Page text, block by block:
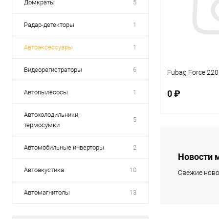
Домкраты 5
Радар-детекторы 1
Автоаксессуары 1
Видеорегистраторы 6
Автопылесосы 1
Автохолодильники,
термосумки
5
Автомобильные инверторы 2
Автоакустика 10
Автомагнитолы 13
Fubag Force 220
0 ₽
Купить в 1
В избранное
Новости
Свежие